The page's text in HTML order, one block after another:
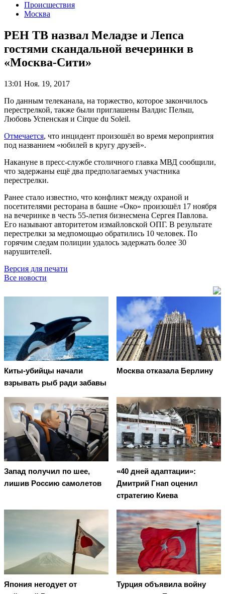
Происшествия
Москва
РЕН ТВ назвал Меладзе и Лепса
гостями скандальной вечеринки в
«Москва-Сити»
13:01 Ноя. 19, 2017
По данным телеканала, на торжество, которое закончилось
перестрелкой, также были приглашены Валдис Пельш,
Любовь Успенская и Cirque du Soleil.
Отмечается, что инцидент произошёл во время мероприятия
под названием «юбилей в кругу друзей».
Накануне в пресс-службе столичного главка МВД сообщили,
что задержаны ещё два предполагаемых участника
перестрелки.
Ранее стало известно, что конфликт между охраной и
посетителями ресторана в башне «Око» произошёл 17 ноября
на вечеринке в честь 55-летия бизнесмена Сергея Павлова.
Его называют авторитетом измайловской ОПГ. В результате
перестрелки за медпомощью обратились 10 человек. По
горячим следам полиции удалось задержать более 30
нарушителей.
Версия для печати
Все новости
Киты-убийцы начали
взрывать рыб ради забавы
Москва отказала Берлину
Запад получил по шее,
лишив Россию самолетов
«40 дней адаптации»:
Дмитрий Гнап оценил
стратегию Киева
Япония негодует от
Турция объявила войну